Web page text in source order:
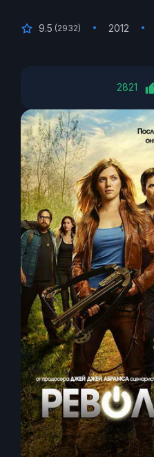
9.5 (2932) 2012
2821